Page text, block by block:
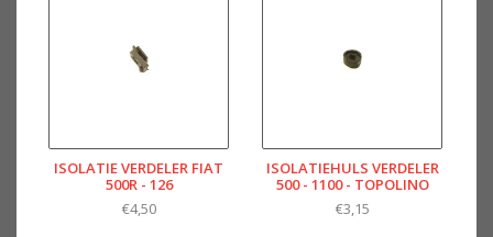
ISOLATIE VERDELER FIAT
500R - 126
€4,50
ISOLATIEHULS VERDELER
500 - 1100 - TOPOLINO
€3,15